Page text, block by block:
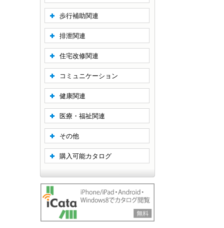
歩行補助関連
排泄関連
住宅改修関連
コミュニケーション
健康関連
医療・福祉関連
その他
購入可能カタログ